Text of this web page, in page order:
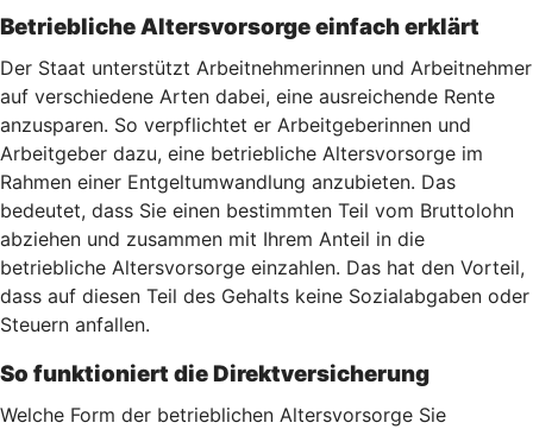
Betriebliche Altersvorsorge einfach erklärt
Der Staat unterstützt Arbeitnehmerinnen und Arbeitnehmer
auf verschiedene Arten dabei, eine ausreichende Rente
anzusparen. So verpflichtet er Arbeitgeberinnen und
Arbeitgeber dazu, eine betriebliche Altersvorsorge im
Rahmen einer Entgeltumwandlung anzubieten. Das
bedeutet, dass Sie einen bestimmten Teil vom Bruttolohn
abziehen und zusammen mit Ihrem Anteil in die
betriebliche Altersvorsorge einzahlen. Das hat den Vorteil,
dass auf diesen Teil des Gehalts keine Sozialabgaben oder
Steuern anfallen.
So funktioniert die Direktversicherung
Welche Form der betrieblichen Altersvorsorge Sie